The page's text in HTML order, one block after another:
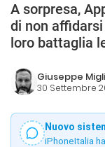
A sorpresa,
di non
loro battaglia
Giuseppe
30 Settembre
Nuovo
iPhoneItalia